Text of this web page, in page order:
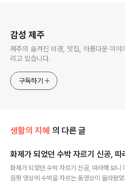
감성 제주
제주의 숨겨진 비경, 맛집, 아름다운 이야
리고 있습니다.
구독하기
생활의 지혜 의 다른 글
화제가 되었던 수박 자르기 신공, 따
화제가 되었던 수박 자르기 신공, 따라해 보니
음팟 영상에 수박을 자르는 동영상이 올라왔